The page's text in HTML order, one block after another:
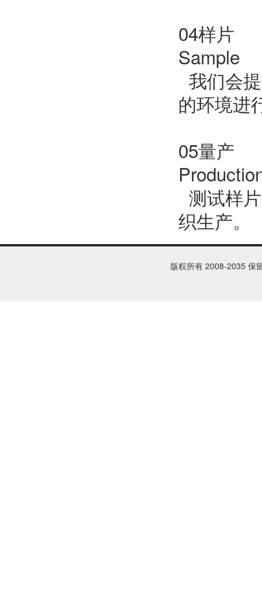
04样片
Sample
我们会
的环境进
05量产
测试样
织生产。
版权所有 2008-2035